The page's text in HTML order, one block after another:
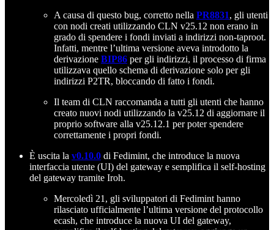
A causa di questo bug, corretto nella PR8831, gli utenti
con nodi creati utilizzando CLN v25.12 non erano in
grado di spendere i fondi inviati a indirizzi non-taproot.
Infatti, mentre l’ultima versione aveva introdotto la
derivazione BIP86 per gli indirizzi, il processo di firma
utilizzava quello schema di derivazione solo per gli
indirizzi P2TR, bloccando di fatto i fondi.
Il team di CLN raccomanda a tutti gli utenti che hanno
creato nuovi nodi utilizzando la v25.12 di aggiornare il
proprio software alla v25.12.1 per poter spendere
correttamente i propri fondi.
È uscita la v0.10.0 di Fedimint, che introduce la nuova
interfaccia utente (UI) del gateway e semplifica il self-hosting
del gateway tramite Iroh.
Mercoledì 21, gli sviluppatori di Fedimint hanno
rilasciato ufficialmente l’ultima versione del protocollo
ecash, che introduce la nuova UI del gateway,